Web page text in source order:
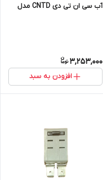
آب سی ان تی دی CNTD مدل
3,253,000
افزودن به سبد